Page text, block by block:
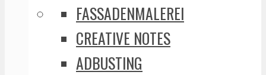
FASSADENMALEREI
CREATIVE NOTES
ADBUSTING